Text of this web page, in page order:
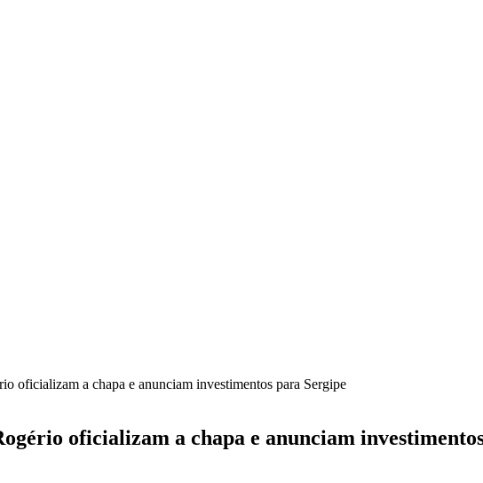
oficializam a chapa e anunciam investimentos para Sergipe
oficializam a chapa e anunciam